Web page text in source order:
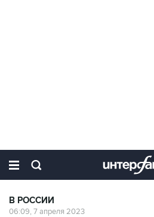
В РОССИИ
06:09, 7 апреля 2023